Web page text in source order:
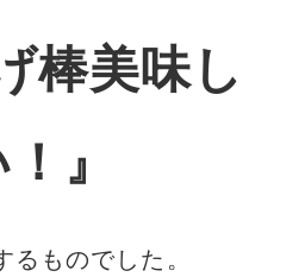
棒美味し
』
るものでした。